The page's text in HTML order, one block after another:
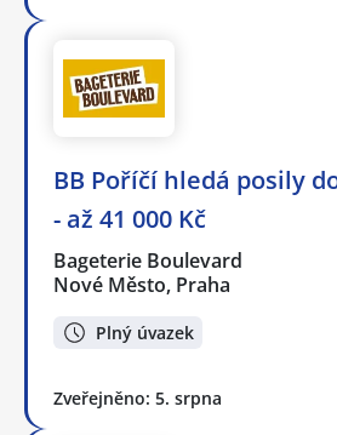
BB Poříčí hledá posily
- až 41 000 Kč
Bageterie Boulevard
Nové Město, Praha
Plný úvazek
Zveřejněno: 5. srpna